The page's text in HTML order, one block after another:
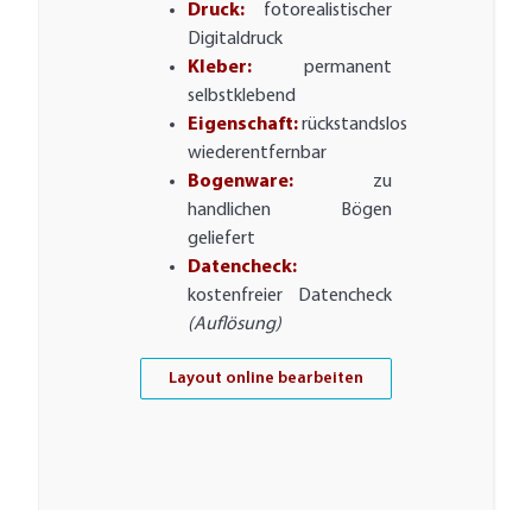
Druck:fotorealistischer
Digitaldruck
Kleber:permanent
selbstklebend
Eigenschaft:rückstandslos
wiederentfernbar
Bogenware:zu
handlichen Bögen
geliefert
Datencheck:
kostenfreier Datencheck
(Auflösung)
Layout online bearbeiten